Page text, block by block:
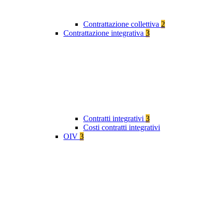
Contrattazione collettiva 2
Contrattazione integrativa 3
Contratti integrativi 3
Costi contratti integrativi
OIV 3